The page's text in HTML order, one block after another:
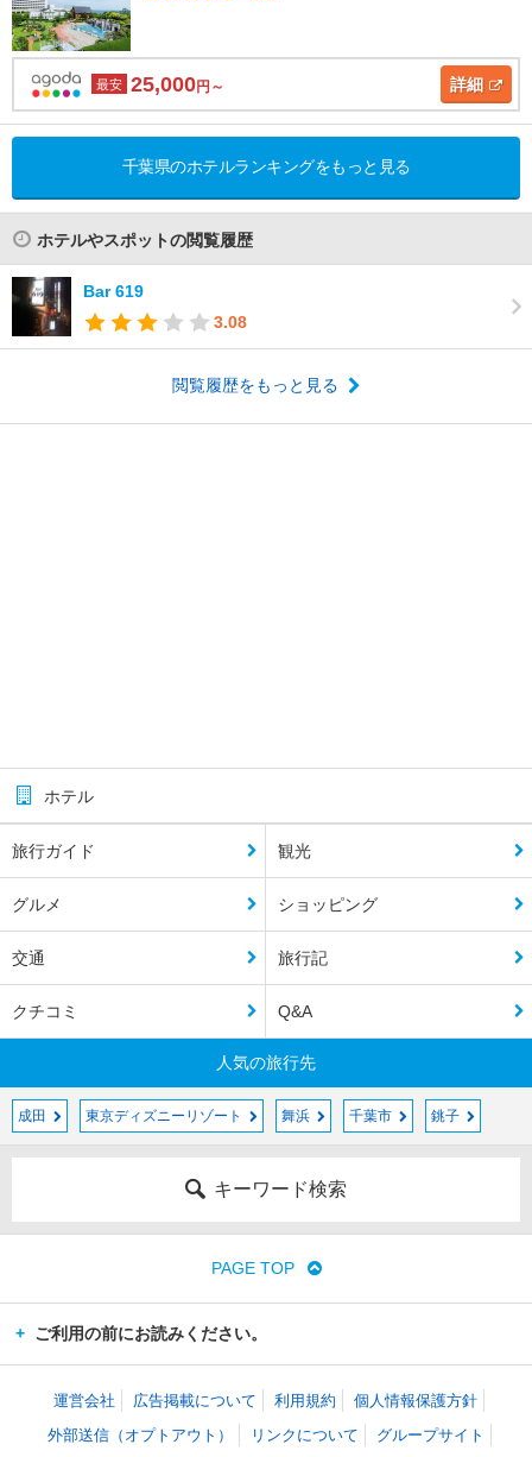
最安 25,000円～ 詳細
千葉県のホテルランキングをもっと見る
ホテルやスポットの閲覧履歴
Bar 619
3.08
閲覧履歴をもっと見る
ホテル
旅行ガイド 観光
グルメ ショッピング
交通 旅行記
クチコミ Q&A
人気の旅行先
成田 東京ディズニーリゾート 舞浜 千葉市 銚子
キーワード検索
PAGE TOP
ご利用の前にお読みください。
運営会社 広告掲載について 利用規約
個人情報保護方針
外部送信（オプトアウト）
リンクについて グループサイト